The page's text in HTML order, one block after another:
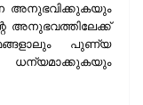
അനുഭവിക്കുകയും
അനുഭവത്തിലേക്ക്
പുണ്യ
ധന്യമാക്കുകയും